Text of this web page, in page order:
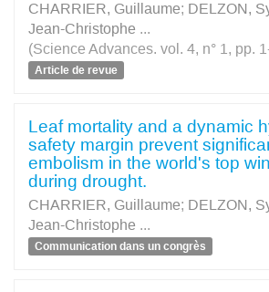
CHARRIER, Guillaume; DELZON,
Jean-Christophe ...
(Science Advances. vol. 4, n° 1, pp.
Article de revue
Leaf mortality and a dynamic
safety margin prevent
embolism in the world's top
during drought.
CHARRIER, Guillaume; DELZON,
Jean-Christophe ...
Communication dans un congrès